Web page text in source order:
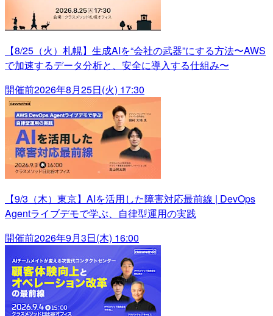
【8/25（火）札幌】生成AIを“会社の武器”にする方法〜AWS
で加速するデータ分析と、安全に導入する仕組み〜
開催前2026年8月25日(火) 17:30
【9/3（木）東京】AIを活用した障害対応最前線 | DevOps
Agentライブデモで学ぶ、自律型運用の実践
開催前2026年9月3日(木) 16:00